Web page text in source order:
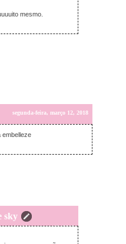
mesmo.
segunda-feira, março 12, 2018
embelleze
sky
feira, março 12, 2018